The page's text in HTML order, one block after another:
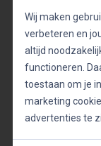
wordt
dit gebied.
een
met zijn
maakt hem
scala aan
Wij maken
verbeteren en
altijd
functioneren.
toestaan om je
marketing
advertenties te